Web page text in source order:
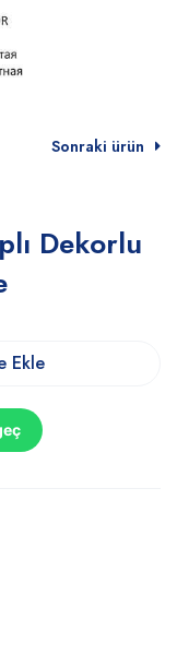
Sonraki ürün
Dekorlu
Ekle